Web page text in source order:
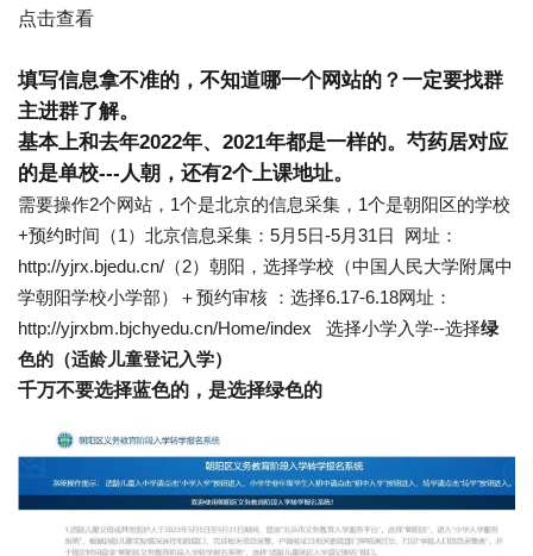
点击查看
填写信息拿不准的，不知道哪一个网站的？一定要找群
主进群了解。
基本上和去年2022年、2021年都是一样的。芍药居对应
的是单校---人朝，还有2个上课地址。
需要操作2个网站，1个是北京的信息采集，1个是朝阳区的学校
+预约时间 （1）北京信息采集：5月5日-5月31日 网址：
http://yjrx.bjedu.cn/ （2）朝阳，选择学校（中国人民大学附属中
学朝阳学校小学部）＋预约审核 ：选择6.17-6.18网址：
http://yjrxbm.bjchyedu.cn/Home/index 选择小学入学--选择绿
色的（适龄儿童登记入学）
千万不要选择蓝色的， 是选择绿色的